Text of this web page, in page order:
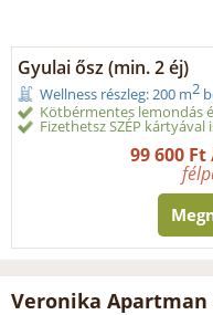
Gyulai ősz (min. 2 éj)
Wellness részleg: 200 m2
Kötbérmentes lemondás
Fizethetsz SZÉP kártyával
99 600
Veronika Apartman